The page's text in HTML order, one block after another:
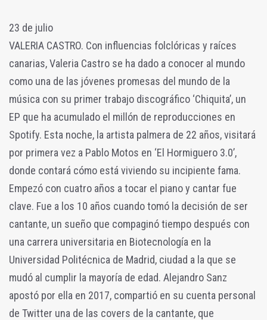
23 de julio
VALERIA CASTRO. Con influencias folclóricas y raíces
canarias, Valeria Castro se ha dado a conocer al mundo
como una de las jóvenes promesas del mundo de la
música con su primer trabajo discográfico ‘Chiquita’, un
EP que ha acumulado el millón de reproducciones en
Spotify. Esta noche, la artista palmera de 22 años, visitará
por primera vez a Pablo Motos en ‘El Hormiguero 3.0’,
donde contará cómo está viviendo su incipiente fama.
Empezó con cuatro años a tocar el piano y cantar fue
clave. Fue a los 10 años cuando tomó la decisión de ser
cantante, un sueño que compaginó tiempo después con
una carrera universitaria en Biotecnología en la
Universidad Politécnica de Madrid, ciudad a la que se
mudó al cumplir la mayoría de edad. Alejandro Sanz
apostó por ella en 2017, compartió en su cuenta personal
de Twitter una de las covers de la cantante, que